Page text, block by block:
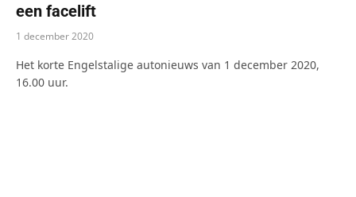
een facelift
1 december 2020
Het korte Engelstalige autonieuws van 1 december 2020,
16.00 uur.